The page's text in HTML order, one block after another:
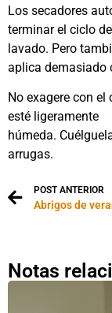
Los secadores
terminar el ciclo de
lavado. Pero
aplica demasiado
No exagere con
esté ligeramente
húmeda.
arrugas.
POST ANTERIOR
Abrigos de
Notas